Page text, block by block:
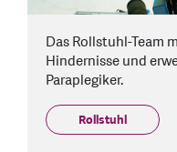
Das Rollstuhl-Team
Hindernisse und
Paraplegiker.
Rollstuhl